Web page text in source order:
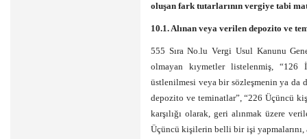
oluşan fark tutarlarının vergiye tabi
10.1. Alınan veya verilen depozito ve
555 Sıra No.lu Vergi Usul Kanunu
olmayan kıymetler listelenmiş, “126
üstlenilmesi veya bir sözleşmenin ya da
depozito ve teminatlar”, “226 Üçüncü
karşılığı olarak, geri alınmak üzere
Üçüncü kişilerin belli bir işi yapmalarını,